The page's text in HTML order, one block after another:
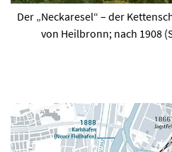
Der „Neckaresel“ – der
von Heilbronn; nach 1908